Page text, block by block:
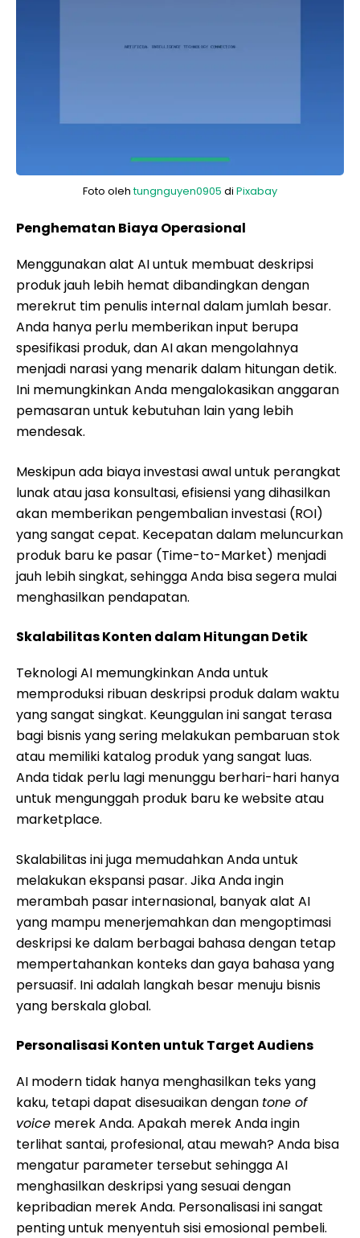
Foto olehtungnguyen0905 di Pixabay
Penghematan Biaya Operasional
Menggunakan alat AI untuk membuat deskripsi
produk jauh lebih hemat dibandingkan dengan
merekrut tim penulis internal dalam jumlah besar.
Anda hanya perlu memberikan input berupa
spesifikasi produk, dan AI akan mengolahnya
menjadi narasi yang menarik dalam hitungan detik.
Ini memungkinkan Anda mengalokasikan anggaran
pemasaran untuk kebutuhan lain yang lebih
mendesak.
Meskipun ada biaya investasi awal untuk perangkat
lunak atau jasa konsultasi, efisiensi yang dihasilkan
akan memberikan pengembalian investasi (ROI)
yang sangat cepat. Kecepatan dalam meluncurkan
produk baru ke pasar (Time-to-Market) menjadi
jauh lebih singkat, sehingga Anda bisa segera mulai
menghasilkan pendapatan.
Skalabilitas Konten dalam Hitungan Detik
Teknologi AI memungkinkan Anda untuk
memproduksi ribuan deskripsi produk dalam waktu
yang sangat singkat. Keunggulan ini sangat terasa
bagi bisnis yang sering melakukan pembaruan stok
atau memiliki katalog produk yang sangat luas.
Anda tidak perlu lagi menunggu berhari-hari hanya
untuk mengunggah produk baru ke website atau
marketplace.
Skalabilitas ini juga memudahkan Anda untuk
melakukan ekspansi pasar. Jika Anda ingin
merambah pasar internasional, banyak alat AI
yang mampu menerjemahkan dan mengoptimasi
deskripsi ke dalam berbagai bahasa dengan tetap
mempertahankan konteks dan gaya bahasa yang
persuasif. Ini adalah langkah besar menuju bisnis
yang berskala global.
Personalisasi Konten untuk Target Audiens
AI modern tidak hanya menghasilkan teks yang
kaku, tetapi dapat disesuaikan dengan tone of
voice merek Anda. Apakah merek Anda ingin
terlihat santai, profesional, atau mewah? Anda bisa
mengatur parameter tersebut sehingga AI
menghasilkan deskripsi yang sesuai dengan
kepribadian merek Anda. Personalisasi ini sangat
penting untuk menyentuh sisi emosional pembeli.